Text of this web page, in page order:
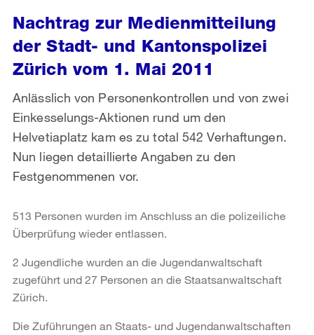
Nachtrag zur Medienmitteilung
der Stadt- und Kantonspolizei
Zürich vom 1. Mai 2011
Anlässlich von Personenkontrollen und von zwei
Einkesselungs-Aktionen rund um den
Helvetiaplatz kam es zu total 542 Verhaftungen.
Nun liegen detaillierte Angaben zu den
Festgenommenen vor.
513 Personen wurden im Anschluss an die polizeiliche
Überprüfung wieder entlassen.
2 Jugendliche wurden an die Jugendanwaltschaft
zugeführt und 27 Personen an die Staatsanwaltschaft
Zürich.
Die Zuführungen an Staats- und Jugendanwaltschaften